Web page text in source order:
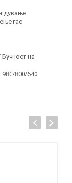
дување
гас
на
980/800/640